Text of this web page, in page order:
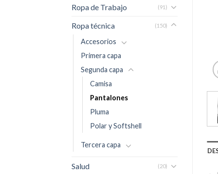
Ropa de Trabajo (91)
Ropa técnica (150)
Accesorios
Primera capa
Segunda capa
Camisa
Pantalones
Pluma
Polar y Softshell
Tercera capa
Salud (20)